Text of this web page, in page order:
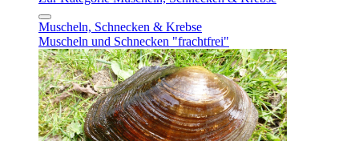
Muscheln, Schnecken & Krebse
Muscheln und Schnecken "frachtfrei"